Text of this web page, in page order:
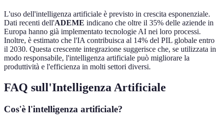
L'uso dell'intelligenza artificiale è previsto in crescita esponenziale.
Dati recenti dell'ADEME indicano che oltre il 35% delle aziende in
Europa hanno già implementato tecnologie AI nei loro processi.
Inoltre, è estimato che l'IA contribuisca al 14% del PIL globale entro
il 2030. Questa crescente integrazione suggerisce che, se utilizzata in
modo responsabile, l'intelligenza artificiale può migliorare la
produttività e l'efficienza in molti settori diversi.
FAQ sull'Intelligenza Artificiale
Cos'è l'intelligenza artificiale?